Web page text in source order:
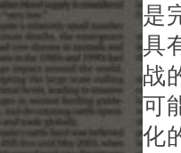
是
具
战
可
化